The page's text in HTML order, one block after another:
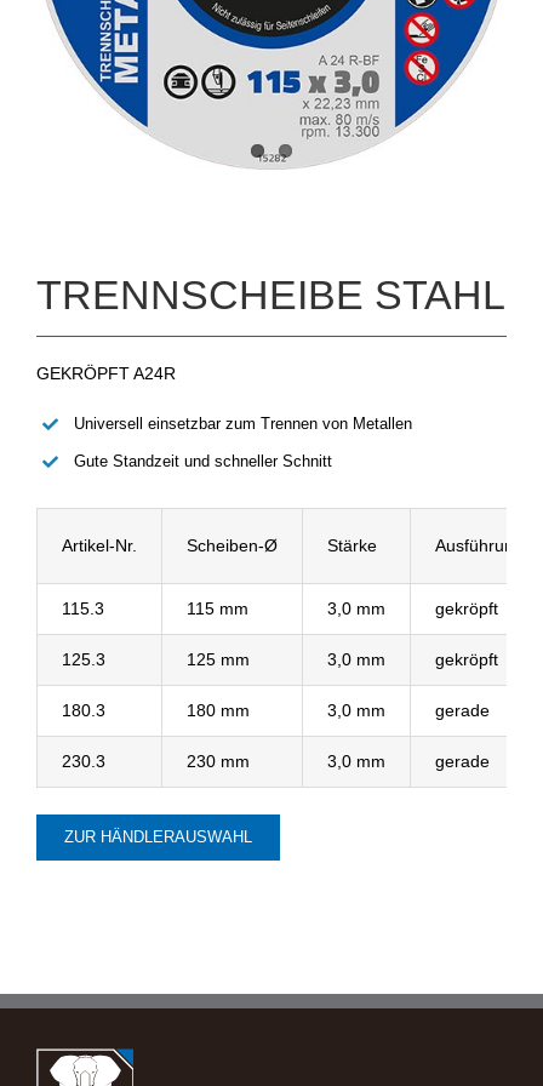
TRENNSCHEIBE STAHL
GEKRÖPFT A24R
Universell einsetzbar zum Trennen von Metallen
Gute Standzeit und schneller Schnitt
Artikel-Nr. Scheiben-Ø Stärke Ausführung
115.3 115 mm 3,0 mm gekröpft
125.3 125 mm 3,0 mm gekröpft
180.3 180 mm 3,0 mm gerade
230.3 230 mm 3,0 mm gerade
ZUR HÄNDLERAUSWAHL